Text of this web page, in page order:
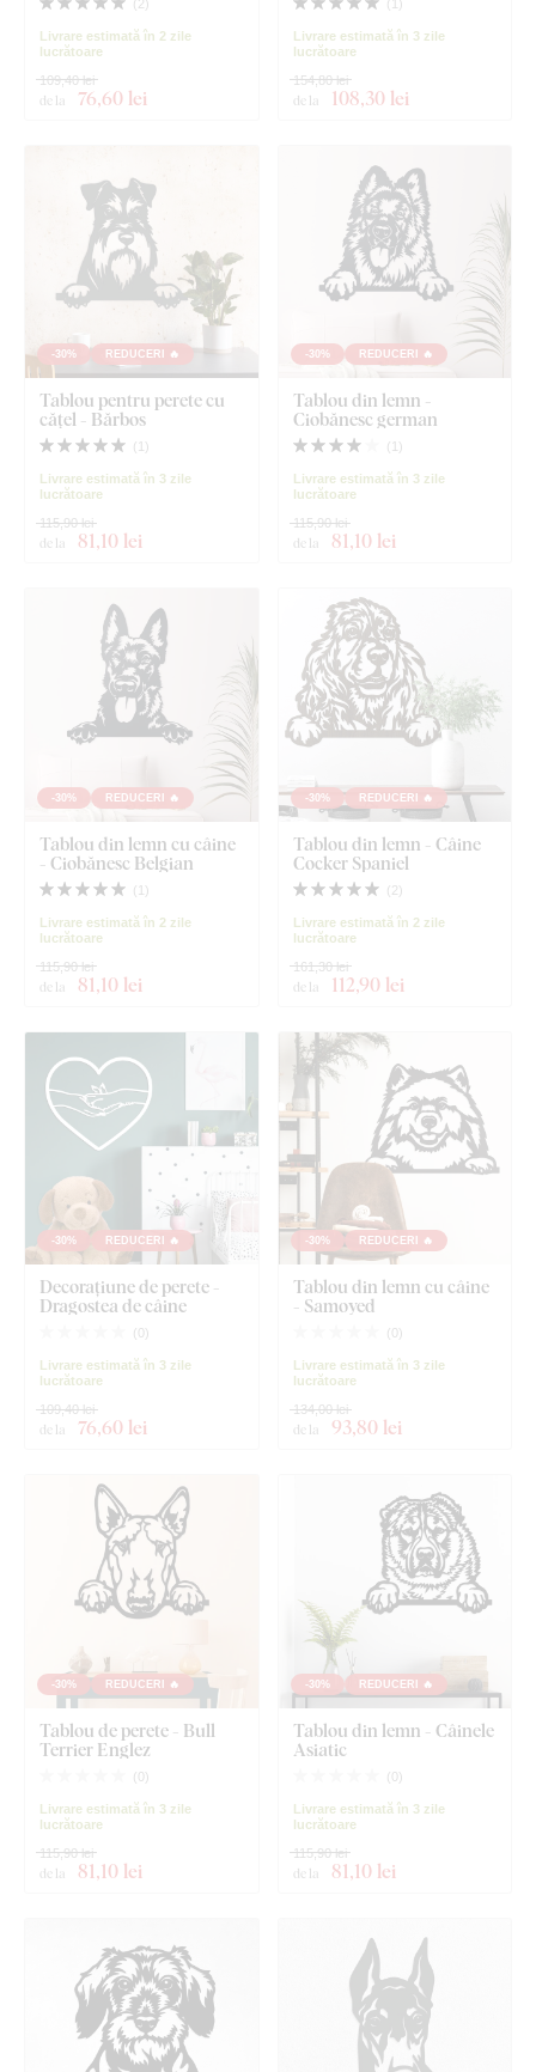
2)
Livrare estimată în 2 zile
lucrătoare
de la 76,60 lei
109,40 lei
)
Livrare estimată în 3 zile
lucrătoare
de la 108,30 lei
154,80 lei
-30% REDUCERI 🔥
Tablou pentru perete cu
cățel - Bărbos
( 1 )
Livrare estimată în 3 zile
lucrătoare
de la 81,10 lei
115,90 lei
-30% REDUCERI 🔥
Tablou din lemn -
Ciobănesc german
( 1 )
Livrare estimată în 3 zile
lucrătoare
de la 81,10 lei
115,90 lei
-30% REDUCERI 🔥
Tablou din lemn cu câine
- Ciobănesc Belgian
( 1 )
Livrare estimată în 2 zile
lucrătoare
de la 81,10 lei
115,90 lei
-30% REDUCERI 🔥
Tablou din lemn - Câine
Cocker Spaniel
( 2)
Livrare estimată în 2 zile
lucrătoare
de la 112,90 lei
161,30 lei
-30% REDUCERI 🔥
Decorațiune de perete -
Dragostea de câine
( 0)
Livrare estimată în 3 zile
lucrătoare
de la 76,60 lei
109,40 lei
-30% REDUCERI 🔥
Tablou din lemn cu câine
- Samoyed
( 0)
Livrare estimată în 3 zile
lucrătoare
de la 93,80 lei
134,00 lei
-30% REDUCERI 🔥
Tablou de perete - Bull
Terrier Englez
( 0)
Livrare estimată în 3 zile
lucrătoare
de la 81,10 lei
115,90 lei
-30% REDUCERI 🔥
Tablou din lemn - Câinele
Asiatic
( 0)
Livrare estimată în 3 zile
lucrătoare
de la 81,10 lei
115,90 lei